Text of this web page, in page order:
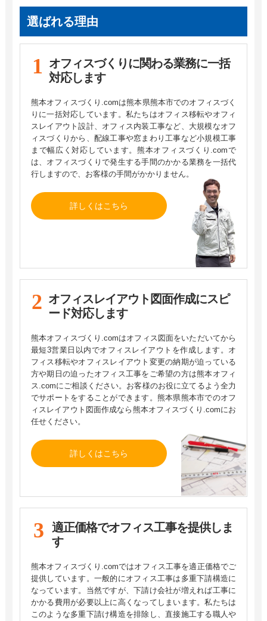
選ばれる理由
オフィスづくりに関わる業務に一括
対応します
熊本オフィスづくり.comは熊本県熊本市でのオフィスづく
りに一括対応しています。私たちはオフィス移転やオフィ
スレイアウト設計、オフィス内装工事など、大規模なオフ
ィスづくりから、配線工事や窓まわり工事など小規模工事
まで幅広く対応しています。熊本オフィスづくり.comで
は、オフィスづくりで発生する手間のかかる業務を一括代
行しますので、お客様の手間がかかりません。
詳しくはこちら
オフィスレイアウト図面作成にスピ
ード対応します
熊本オフィスづくり.comはオフィス図面をいただいてから
最短3営業日以内でオフィスレイアウトを作成します。オ
フィス移転やオフィスレイアウト変更の納期が迫っている
方や期日の迫ったオフィス工事をご希望の方は熊本オフィ
ス.comにご相談ください。お客様のお役に立てるよう全力
でサポートをすることができます。熊本県熊本市でのオフ
ィスレイアウト図面作成なら熊本オフィスづくり.comにお
任せください。
詳しくはこちら
適正価格でオフィス工事を提供しま
す
熊本オフィスづくり.comではオフィス工事を適正価格でご
提供しています。一般的にオフィス工事は多重下請構造に
なっています。当然ですが、下請け会社が増えれば工事に
かかる費用が必要以上に高くなってしまいます。私たちは
このような多重下請け構造を排除し、直接施工する職人や